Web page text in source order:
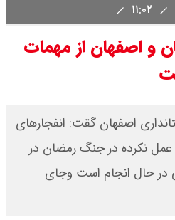
و اصفهان از مهمات
اصفهان گقت: انفجارهای
نکرده در جنگ رمضان در
در حال انجام است وجای